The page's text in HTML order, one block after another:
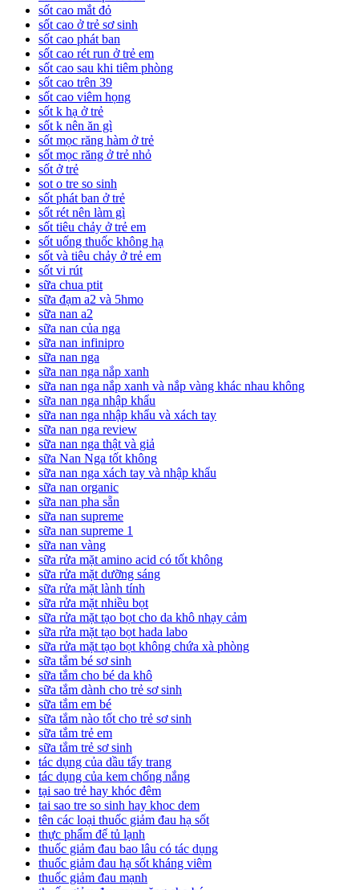
sốt cao mắt đỏ
sốt cao ở trẻ sơ sinh
sốt cao phát ban
sốt cao rét run ở trẻ em
sốt cao sau khi tiêm phòng
sốt cao trên 39
sốt cao viêm họng
sốt k hạ ở trẻ
sốt k nên ăn gì
sốt mọc răng hàm ở trẻ
sốt mọc răng ở trẻ nhỏ
sốt ở trẻ
sot o tre so sinh
sốt phát ban ở trẻ
sốt rét nên làm gì
sốt tiêu chảy ở trẻ em
sốt uống thuốc không hạ
sốt và tiêu chảy ở trẻ em
sốt vi rút
sữa chua ptit
sữa đạm a2 và 5hmo
sữa nan a2
sữa nan của nga
sữa nan infinipro
sữa nan nga
sữa nan nga nắp xanh
sữa nan nga nắp xanh và nắp vàng khác nhau không
sữa nan nga nhập khẩu
sữa nan nga nhập khẩu và xách tay
sữa nan nga review
sữa nan nga thật và giả
sữa Nan Nga tốt không
sữa nan nga xách tay và nhập khẩu
sữa nan organic
sữa nan pha sẵn
sữa nan supreme
sữa nan supreme 1
sữa nan vàng
sữa rửa mặt amino acid có tốt không
sữa rửa mặt dưỡng sáng
sữa rửa mặt lành tính
sữa rửa mặt nhiều bọt
sữa rửa mặt tạo bọt cho da khô nhạy cảm
sữa rửa mặt tạo bọt hada labo
sữa rửa mặt tạo bọt không chứa xà phòng
sữa tắm bé sơ sinh
sữa tắm cho bé da khô
sữa tắm dành cho trẻ sơ sinh
sữa tắm em bé
sữa tắm nào tốt cho trẻ sơ sinh
sữa tắm trẻ em
sữa tắm trẻ sơ sinh
tác dụng của dầu tẩy trang
tác dụng của kem chống nắng
tại sao trẻ hay khóc đêm
tai sao tre so sinh hay khoc dem
tên các loại thuốc giảm đau hạ sốt
thực phẩm để tủ lạnh
thuốc giảm đau bao lâu có tác dụng
thuốc giảm đau hạ sốt kháng viêm
thuốc giảm đau mạnh